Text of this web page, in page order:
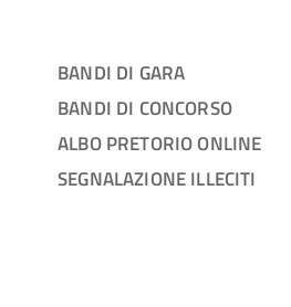
BANDI DI GARA
BANDI DI CONCORSO
ALBO PRETORIO ONLINE
SEGNALAZIONE ILLECITI